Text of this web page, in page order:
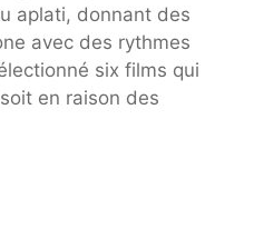
aplati, donnant des
avec des rythmes
six films qui
en raison des